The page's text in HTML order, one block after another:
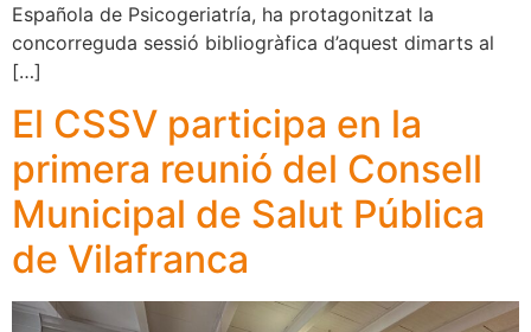
Española de Psicogeriatría, ha protagonitzat la
concorreguda sessió bibliogràfica d’aquest dimarts al
[…]
El CSSV participa en la
primera reunió del Consell
Municipal de Salut Pública
de Vilafranca